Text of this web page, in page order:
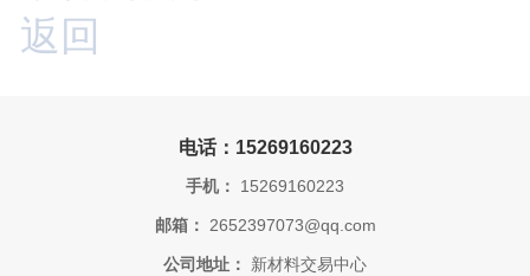
返回
电话：15269160223
手机： 15269160223
邮箱： 2652397073@qq.com
公司地址： 新材料交易中心